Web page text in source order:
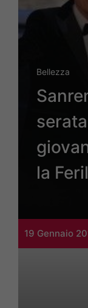
Bellezza
la
19 Gennaio